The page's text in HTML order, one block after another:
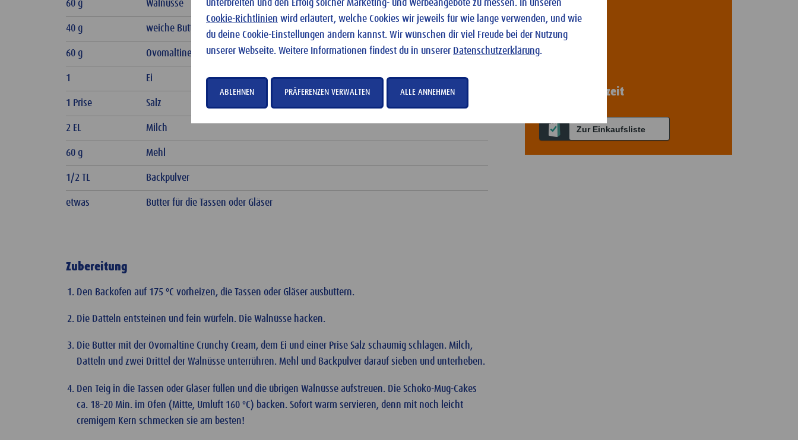
Leicht
Personen
2-3
Portionen
Zubereitungszeit
Zur Einkaufsliste
60 g Walnüsse
40 g weiche Butter
60 g Ovomaltine Crunchy Cream
1 Ei
1 Prise Salz
2 EL Milch
60 g Mehl
1/2 TL Backpulver
etwas Butter für die Tassen oder Gläser
Zubereitung
Den Backofen auf 175 ºC vorheizen, die Tassen oder Gläser ausbuttern.
Die Datteln entsteinen und fein würfeln. Die Walnüsse hacken.
Die Butter mit der Ovomaltine Crunchy Cream, dem Ei und einer Prise Salz schaumig schlagen. Milch,
Datteln und zwei Drittel der Walnüsse unterrühren. Mehl und Backpulver darauf sieben und unterheben.
Den Teig in die Tassen oder Gläser füllen und die übrigen Walnüsse aufstreuen. Die Schoko-Mug-Cakes
ca. 18–20 Min. im Ofen (Mitte, Umluft 160 ºC) backen. Sofort warm servieren, denn mit noch leicht
cremigem Kern schmecken sie am besten!
unterbreiten und den Erfolg solcher Marketing- und Werbeangebote zu messen. In unseren
Cookie-Richtlinien wird erläutert, welche Cookies wir jeweils für wie lange verwenden, und wie
du deine Cookie-Einstellungen ändern kannst. Wir wünschen dir viel Freude bei der Nutzung
unserer Webseite. Weitere Informationen findest du in unserer Datenschutzerklärung.
ABLEHNEN PRÄFERENZEN VERWALTEN ALLE ANNEHMEN